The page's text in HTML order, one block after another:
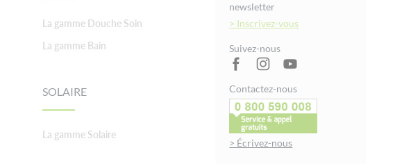
La gamme Douche Soin
La gamme Bain
SOLAIRE
La gamme Solaire
newsletter
> Inscrivez-vous
Suivez-nous
Contactez-nous
> Écrivez-nous